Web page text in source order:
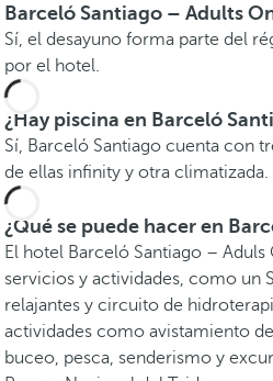
Barceló Santiago – Adults
Sí, el desayuno forma parte del
por el hotel.
¿Hay piscina en Barceló
Sí, Barceló Santiago cuenta con
de ellas infinity y otra climatizada.
¿Qué se puede hacer en
El hotel Barceló Santiago –
servicios y actividades, como un
relajantes y circuito de
actividades como avistamiento
buceo, pesca, senderismo y